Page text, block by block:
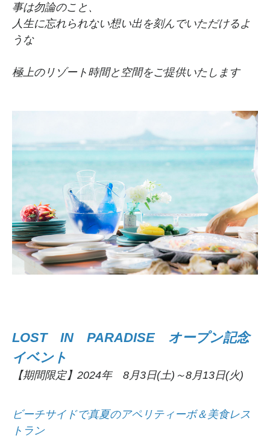
事は勿論のこと、
人生に忘れられない想い出を刻んでいただけるよ
うな
極上のリゾート時間と空間をご提供いたします
LOST IN PARADISE オープン記念
イベント
【期間限定】2024年 8月3日(土)～8月13日(火)
ビーチサイドで真夏のアペリティーボ＆美食レス
トラン